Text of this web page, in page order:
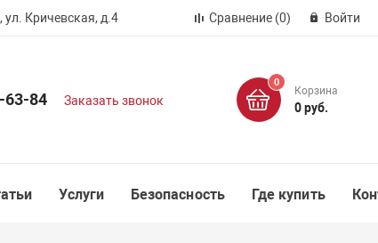
ул. Кричевская, д.4 Сравнение (0) Войти
63-84 Заказать звонок
0
Корзина
0 руб.
Услуги Безопасность Где купить